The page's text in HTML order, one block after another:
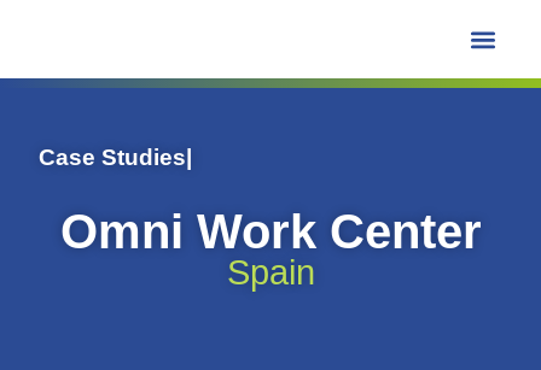
Case Studies
Omni Work Center
Spain